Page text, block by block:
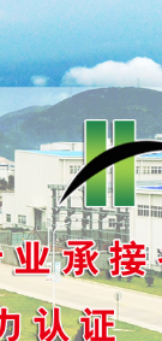
污水池玻璃钢防
腐
地坪玻璃钢防腐
罐体玻璃钢防腐
管道玻璃钢防腐
设备玻璃钢防腐
四
四川
四
四川
四川